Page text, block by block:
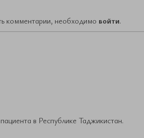
комментарии, необходимо войти.
в Республике Таджикистан.